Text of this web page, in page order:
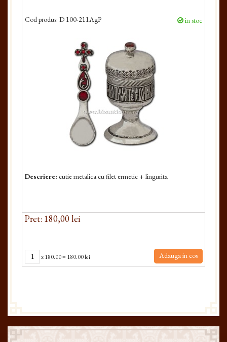
Cod produs: D 100-211AgP in stoc
Descriere: cutie metalica cu filet ermetic + lingurita
Pret: 180,00 lei
x180.00= 180.00 lei Adauga in cos